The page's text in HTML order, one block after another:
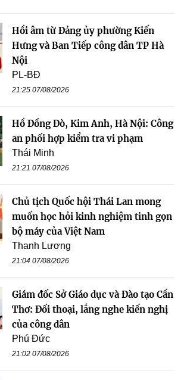
Hồi âm từ Đảng ủy phường Kiến
Hưng và Ban Tiếp công dân TP Hà
Nội
PL-BĐ
21:25 07/08/2026
Hồ Đồng Đò, Kim Anh, Hà Nội: Công
an phối hợp kiểm tra vi phạm
Thái Minh
21:21 07/08/2026
Chủ tịch Quốc hội Thái Lan mong
muốn học hỏi kinh nghiệm tinh gọn
bộ máy của Việt Nam
Thanh Lương
21:04 07/08/2026
Giám đốc Sở Giáo dục và Đào tạo Cần
Thơ: Đối thoại, lắng nghe kiến nghị
của công dân
Phú Đức
21:02 07/08/2026